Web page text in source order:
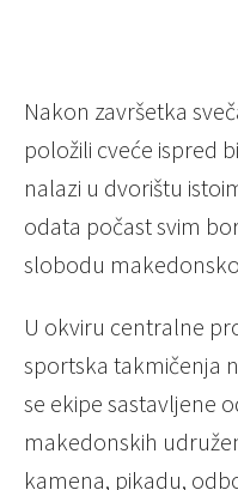
Nakon završetka
položili cveće ispred
nalazi u dvorištu
odata počast svim
slobodu
U okviru centralne
sportska takmičenja
se ekipe sastavljene
makedonskih
kamena, pikadu,